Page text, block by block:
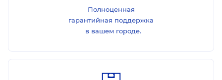
Полноценная
гарантийная поддержка
в вашем городе.